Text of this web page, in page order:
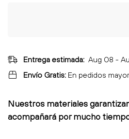
Entrega estimada: Aug 08 -
Envío Gratis: En pedidos
Nuestros materiales
acompañará por mucho